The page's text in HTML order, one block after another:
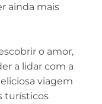
ainda mais
o amor,
a lidar com a
viagem
turísticos